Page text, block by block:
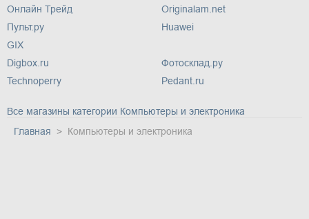
Онлайн Трейд
Пульт.ру
GIX
Originalam.net
Huawei
Digbox.ru
Technoperry
Фотосклад.ру
Pedant.ru
Все магазины категории Компьютеры и электроника
Главная
Компьютеры и электроника